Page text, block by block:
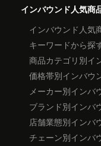
インバウンド人気商
インバウンド人気
キーワードから探
商品カテゴリ別イ
価格帯別インバウ
メーカー別インバ
ブランド別インバ
店舗業態別インバ
チェーン別インバ